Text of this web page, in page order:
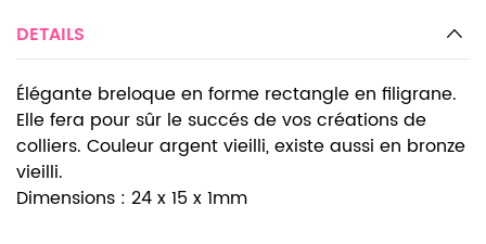
DETAILS
Élégante breloque en forme rectangle en filigrane.
Elle fera pour sûr le succés de vos créations de
colliers. Couleur argent vieilli, existe aussi en bronze
vieilli.
Dimensions : 24 x 15 x 1mm